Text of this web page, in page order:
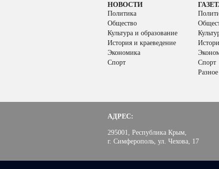
НОВОСТИ
Политика
Общество
Культура и образование
История и краеведение
Экономика
Спорт
Спорт
Разное
АДРЕС:
295001, Республика Крым,
г. Симферополь, ул. Чехова, 17